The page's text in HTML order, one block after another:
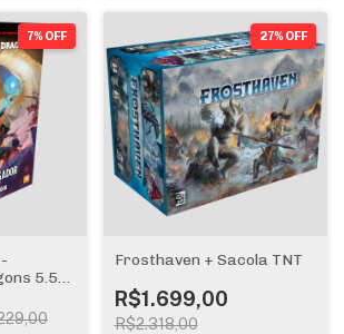
7% OFF
5.5
27% OFF
Frosthaven + Sacola TNT
R$1.699,00
R$2.318,00